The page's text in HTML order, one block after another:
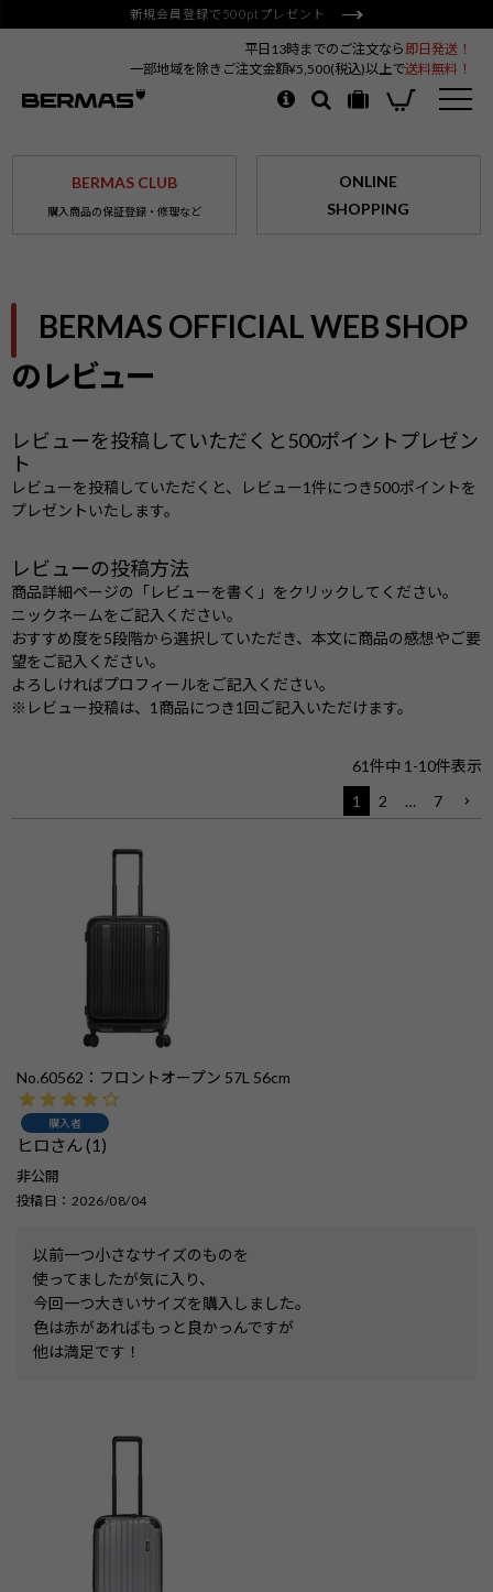
新規会員登録で500ptプレゼント
平日13時までのご注文なら 即日発送！
一部地域を除きご注文金額¥5,500(税込)以上で送料無料！
BERMAS CLUB
購入商品の保証登録・修理など
ONLINE
SHOPPING
BERMAS OFFICIAL WEB SHOP
のレビュー
レビューを投稿していただくと500ポイントプレゼン
ト
レビューを投稿していただくと、レビュー1件につき500ポイントを
プレゼントいたします。
レビューの投稿方法
商品詳細ページの「レビューを書く」をクリックしてください。
ニックネームをご記入ください。
おすすめ度を5段階から選択していただき、本文に商品の感想やご要
望をご記入ください。
よろしければプロフィールをご記入ください。
※レビュー投稿は、1商品につき1回ご記入いただけます。
61件中 1 -10件表示
1
2 … 7
No.60562：フロントオープン 57L 56cm
購入者
ヒロ 1
非公開
投稿日 2026/08/04
以前一つ小さなサイズのものを
使ってましたが気に入り、
今回一つ大きいサイズを購入しました。
色は赤があればもっと良かっんですが
他は満足です！